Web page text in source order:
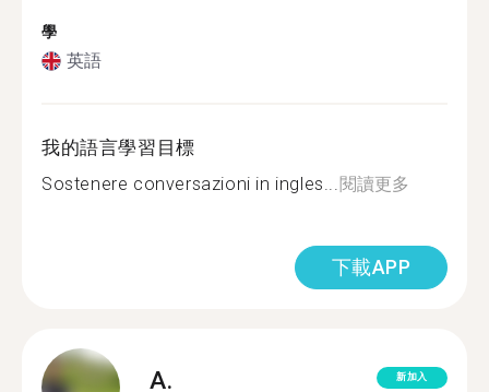
學
英語
我的語言學習目標
Sostenere conversazioni in ingles...閱讀更多
下載APP
A. 新加入